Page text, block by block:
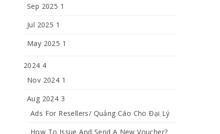
Sep 2025 1
Jul 2025 1
May 2025 1
2024 4
Nov 2024 1
Aug 2024 3
Ads For Resellers/ Quảng Cáo Cho Đại Lý
How To Issue And Send A New Voucher?